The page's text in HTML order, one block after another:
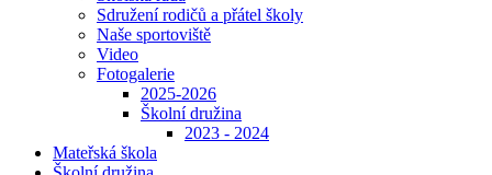
Sdružení rodičů a přátel školy
Naše sportoviště
Video
Fotogalerie
2025-2026
Školní družina
2023 - 2024
Mateřská škola